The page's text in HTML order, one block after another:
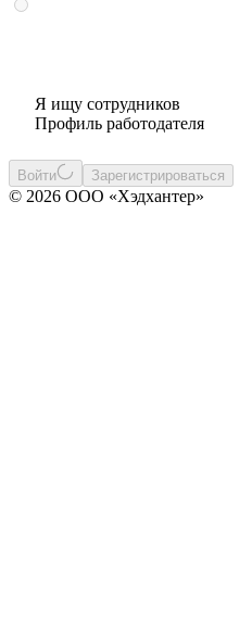
Я ищу сотрудников
Профиль работодателя
Войти Зарегистрироваться
© 2026 ООО «Хэдхантер»